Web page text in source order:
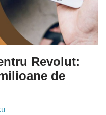
Revolut:
de